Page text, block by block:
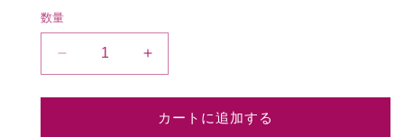
数量
1978
トカートに追加する